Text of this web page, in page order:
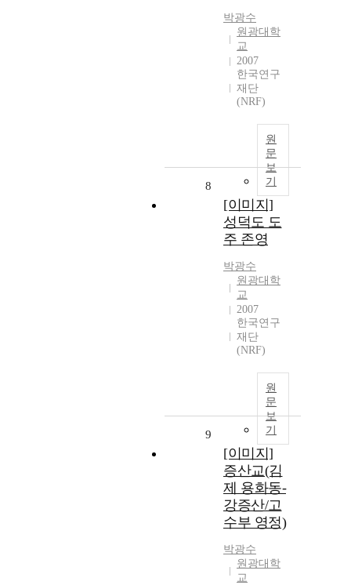
박광수
원광대학
교
2007
한국연구
재단
(NRF)
원
문
보
기
8
[이미지]
성덕도 도
주 존영
박광수
원광대학
교
2007
한국연구
재단
(NRF)
원
문
보
기
9
[이미지]
증산교(김
제 용화동-
강증산/고
수부 영정)
박광수
원광대학
교